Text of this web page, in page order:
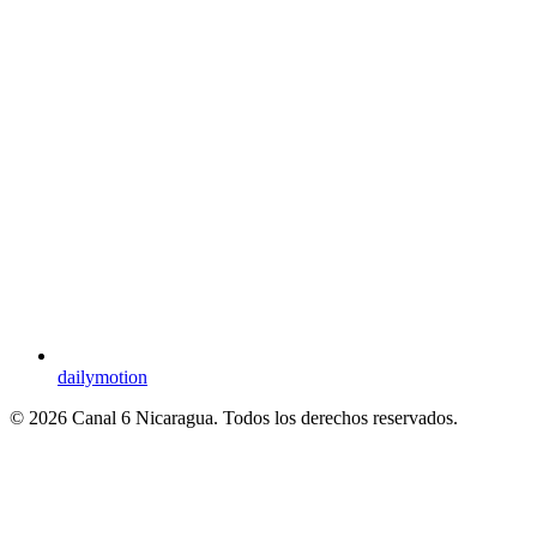
dailymotion
© 2026 Canal 6 Nicaragua. Todos los derechos reservados.